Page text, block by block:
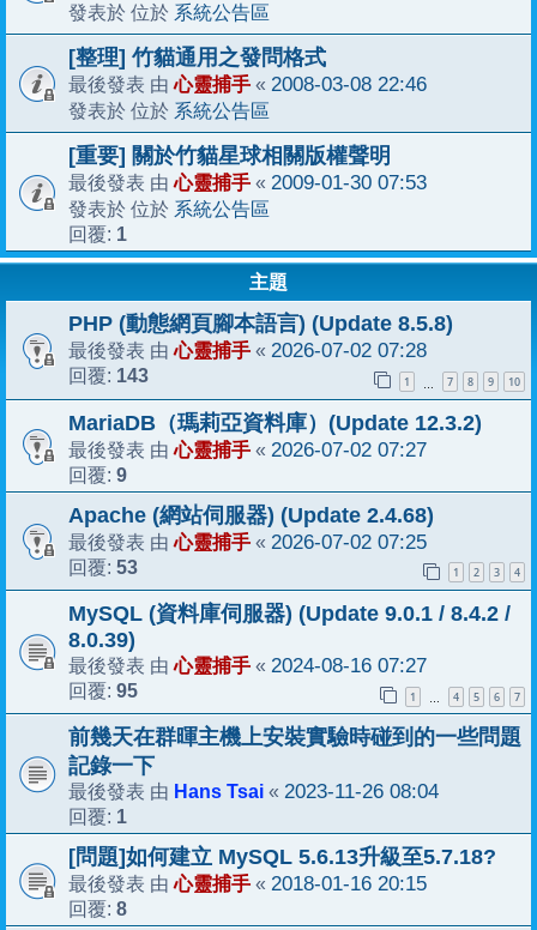
發表於 位於 系統公告區
[整理] 竹貓通用之發問格式
最後發表 由心靈捕手 « 2008-03-08 22:46
發表於 位於 系統公告區
[重要] 關於竹貓星球相關版權聲明
最後發表 由心靈捕手 « 2009-01-30 07:53
發表於 位於 系統公告區
回覆: 1
主題
PHP (動態網頁腳本語言) (Update 8.5.8)
最後發表 由心靈捕手 « 2026-07-02 07:28
回覆: 143 1 7 8 9 10
MariaDB（瑪莉亞資料庫）(Update 12.3.2)
最後發表 由心靈捕手 « 2026-07-02 07:27
回覆: 9
Apache (網站伺服器) (Update 2.4.68)
最後發表 由心靈捕手 « 2026-07-02 07:25
回覆: 53 1 2 3 4
MySQL (資料庫伺服器) (Update 9.0.1 / 8.4.2 /
8.0.39)
最後發表 由心靈捕手 « 2024-08-16 07:27
回覆: 95 1 4 5 6 7
前幾天在群暉主機上安裝實驗時碰到的一些問題
記錄一下
最後發表 由 Hans Tsai « 2023-11-26 08:04
回覆: 1
[問題]如何建立 MySQL 5.6.13升級至5.7.18?
最後發表 由心靈捕手 « 2018-01-16 20:15
回覆: 8